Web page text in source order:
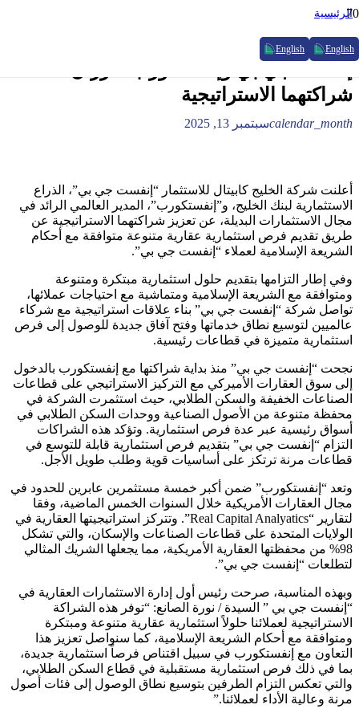
English
English
الرئيسية
إنفست جي بي وإنفستكورب تعززان شراكتهما الاستراتيجية
شراكتهما الاستراتيجية
calendar_monthسبتمبر 13, 2025
أعلنت شركة الخليج كابيتال للاستثمار “إنفست جي بي”، الذراع
الاستثمارية لبنك الخليج، و”إنفستكورب”، المدير العالمي الرائد في
مجال الاستثمارات البديلة، عن تعزيز شراكتهما الاستراتيجية عن
طريق تقديم فرص استثمارية عقارية متنوعة متوافقة مع أحكام
الشريعة الإسلامية لعملاء “إنفست جي بي”.
وفي إطار التزامها بتقديم حلول استثمارية مبتكرة ومتنوعة
ومتوافقة مع الشريعة الإسلامية ومتماشية مع احتياجات عملائها،
تواصل شركة “إنفست جي بي” بناء علاقات استراتيجية مع شركاء
عالميين لتوسيع نطاق خدماتها وفتح آفاق جديدة للوصول إلى فرص
استثمارية متميزة في قطاعات رئيسية.
نجحت “إنفست جي بي” منذ بداية شراكتها مع إنفستكورب بالدخول
إلى سوق العقارات الأميركي مع التركيز الاستراتيجي على قطاعات
الصناعات الخفيفة والسكن الطلابي، حيث استثمرت الشركة في
محفظة متنوعة من الأصول الصناعية ووحدات السكن الطلابي في
أسواق رئيسية عبر عدة فرص استثمارية. وتؤكد هذه الشراكات
التزام “إنفست جي بي” بتقديم فرص استثمارية قابلة للتوسع في
قطاعات مرنة ترتكز على أساسيات قوية وطلب طويل الأجل.
وتعد “إنفستكورب” ضمن أكبر خمسة مستثمرين عابرين للحدود في
مجال العقارات الأمريكية خلال السنوات الخمس الماضية، وفقا
لتقارير “Real Capital Analyatics”. وتتركز استراتيجيتها العقارية في
الولايات المتحدة على قطاعات الصناعات والإسكان، والتي تشكل
98% من محفظتها العقارية الأمريكية، مما يجعلها الشريك المثالي
لتطلعات “إنفست جي بي”.
وبهذه المناسبة، صرحت رئيس أول إدارة الاستثمارات العقارية في
“إنفست جي بي ” السيدة / نورة الصانع: “توفر هذه الشراكة
الاستراتيجية لعملائنا حلولاً استثمارية عقارية متنوعة ومبتكرة
ومتوافقة مع أحكام الشريعة الإسلامية، كما سنواصل تعزيز هذا
التعاون مع إنفستكورب في سبيل اقتناص فرصاً استثمارية جديدة،
بما في ذلك فرص استثمارية مستقبلية في قطاع السكن الطلابي،
والتي تعكس التزام الطرفين بتوسيع نطاق الوصول إلى فئات أصول
مرنة وعالية الأداء لعملائنا.”